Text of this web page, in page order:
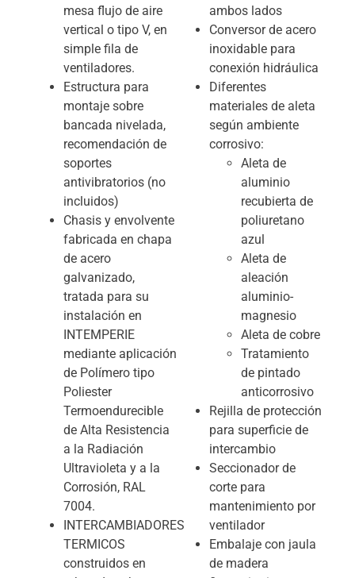
mesa flujo de aire
vertical o tipo V, en
simple fila de
ventiladores.
Estructura para
montaje sobre
bancada nivelada,
recomendación de
soportes
antivibratorios (no
incluidos)
Chasis y envolvente
fabricada en chapa
de acero
galvanizado,
tratada para su
instalación en
INTEMPERIE
mediante aplicación
de Polímero tipo
Poliester
Termoendurecible
de Alta Resistencia
a la Radiación
Ultravioleta y a la
Corrosión, RAL
7004.
INTERCAMBIADORES
TERMICOS
construidos en
ambos lados
Conversor de acero
inoxidable para
conexión hidráulica
Diferentes
materiales de aleta
según ambiente
corrosivo:
Aleta de
aluminio
recubierta de
poliuretano
azul
Aleta de
aleación
aluminio-
magnesio
Aleta de cobre
Tratamiento
de pintado
anticorrosivo
Rejilla de protección
para superficie de
intercambio
Seccionador de
corte para
mantenimiento por
ventilador
Embalaje con jaula
de madera